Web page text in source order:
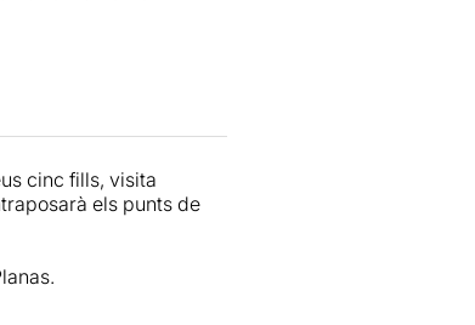
cinc fills, visita
els punts de